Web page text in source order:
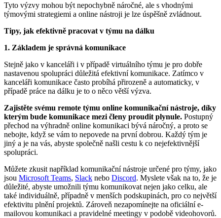
Tyto výzvy mohou být nepochybně náročné, ale s vhodnými
týmovými strategiemi a online nástroji je lze úspěšně zvládnout.
Tipy, jak efektivně pracovat v týmu na dálku
1. Základem je správná komunikace
Stejně jako v kanceláři i v případě virtuálního týmu je pro dobře
nastavenou spolupráci důležitá efektivní komunikace. Zatímco v
kanceláři komunikace často probíhá přirozeně a automaticky, v
případě práce na dálku je to o něco větší výzva.
Zajistěte svému remote týmu online komunikační nástroje, díky
kterým bude komunikace mezi členy proudit plynule. Postupný
přechod na výhradně online komunikaci bývá náročný, a proto se
nebojte, když se vám to nepovede na první dobrou. Každý tým je
jiný a je na vás, abyste společně našli cestu k co nejefektivnější
spolupráci.
Můžete zkusit například komunikační nástroje určené pro týmy, jako
jsou Microsoft Teams, Slack nebo Discord. Myslete však na to, že je
důležité, abyste umožnili týmu komunikovat nejen jako celku, ale
také individuálně, případně v menších podskupinách, pro co největší
efektivitu plnění projektů. Zároveň nezapomínejte na oficiální e-
mailovou komunikaci a pravidelné meetingy v podobě videohovorů.